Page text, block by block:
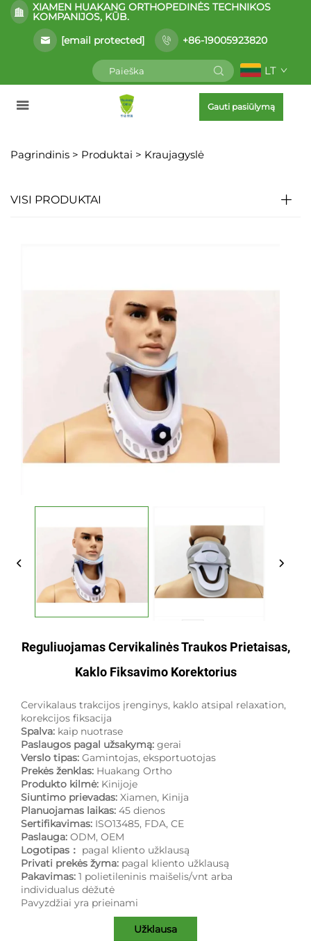
XIAMEN HUAKANG ORTHOPEDINĖS TECHNIKOS
KOMPANIJOS, KŪB.
[email protected]
+86-19005923820
LT
Gauti pasiūlymą
Pagrindinis > Produktai > Kraujagyslė
VISI PRODUKTAI
Reguliuojamas Cervikalinės Traukos Prietaisas,
Kaklo Fiksavimo Korektorius
Cervikalaus trakcijos įrenginys, kaklo atsipal relaxation,
korekcijos fiksacija
Spalva: kaip nuotrase
Paslaugos pagal užsakymą: gerai
Verslo tipas: Gamintojas, eksportuotojas
Prekės ženklas: Huakang Ortho
Produkto kilmė: Kinijoje
Siuntimo prievadas: Xiamen, Kinija
Planuojamas laikas: 45 dienos
Sertifikavimas: ISO13485, FDA, CE
Paslauga: ODM, OEM
Logotipas： pagal kliento užklausą
Privati prekės žyma: pagal kliento užklausą
Pakavimas: 1 polietileninis maišelis/vnt arba
individualus dėžutė
Pavyzdžiai yra prieinami
Užklausa